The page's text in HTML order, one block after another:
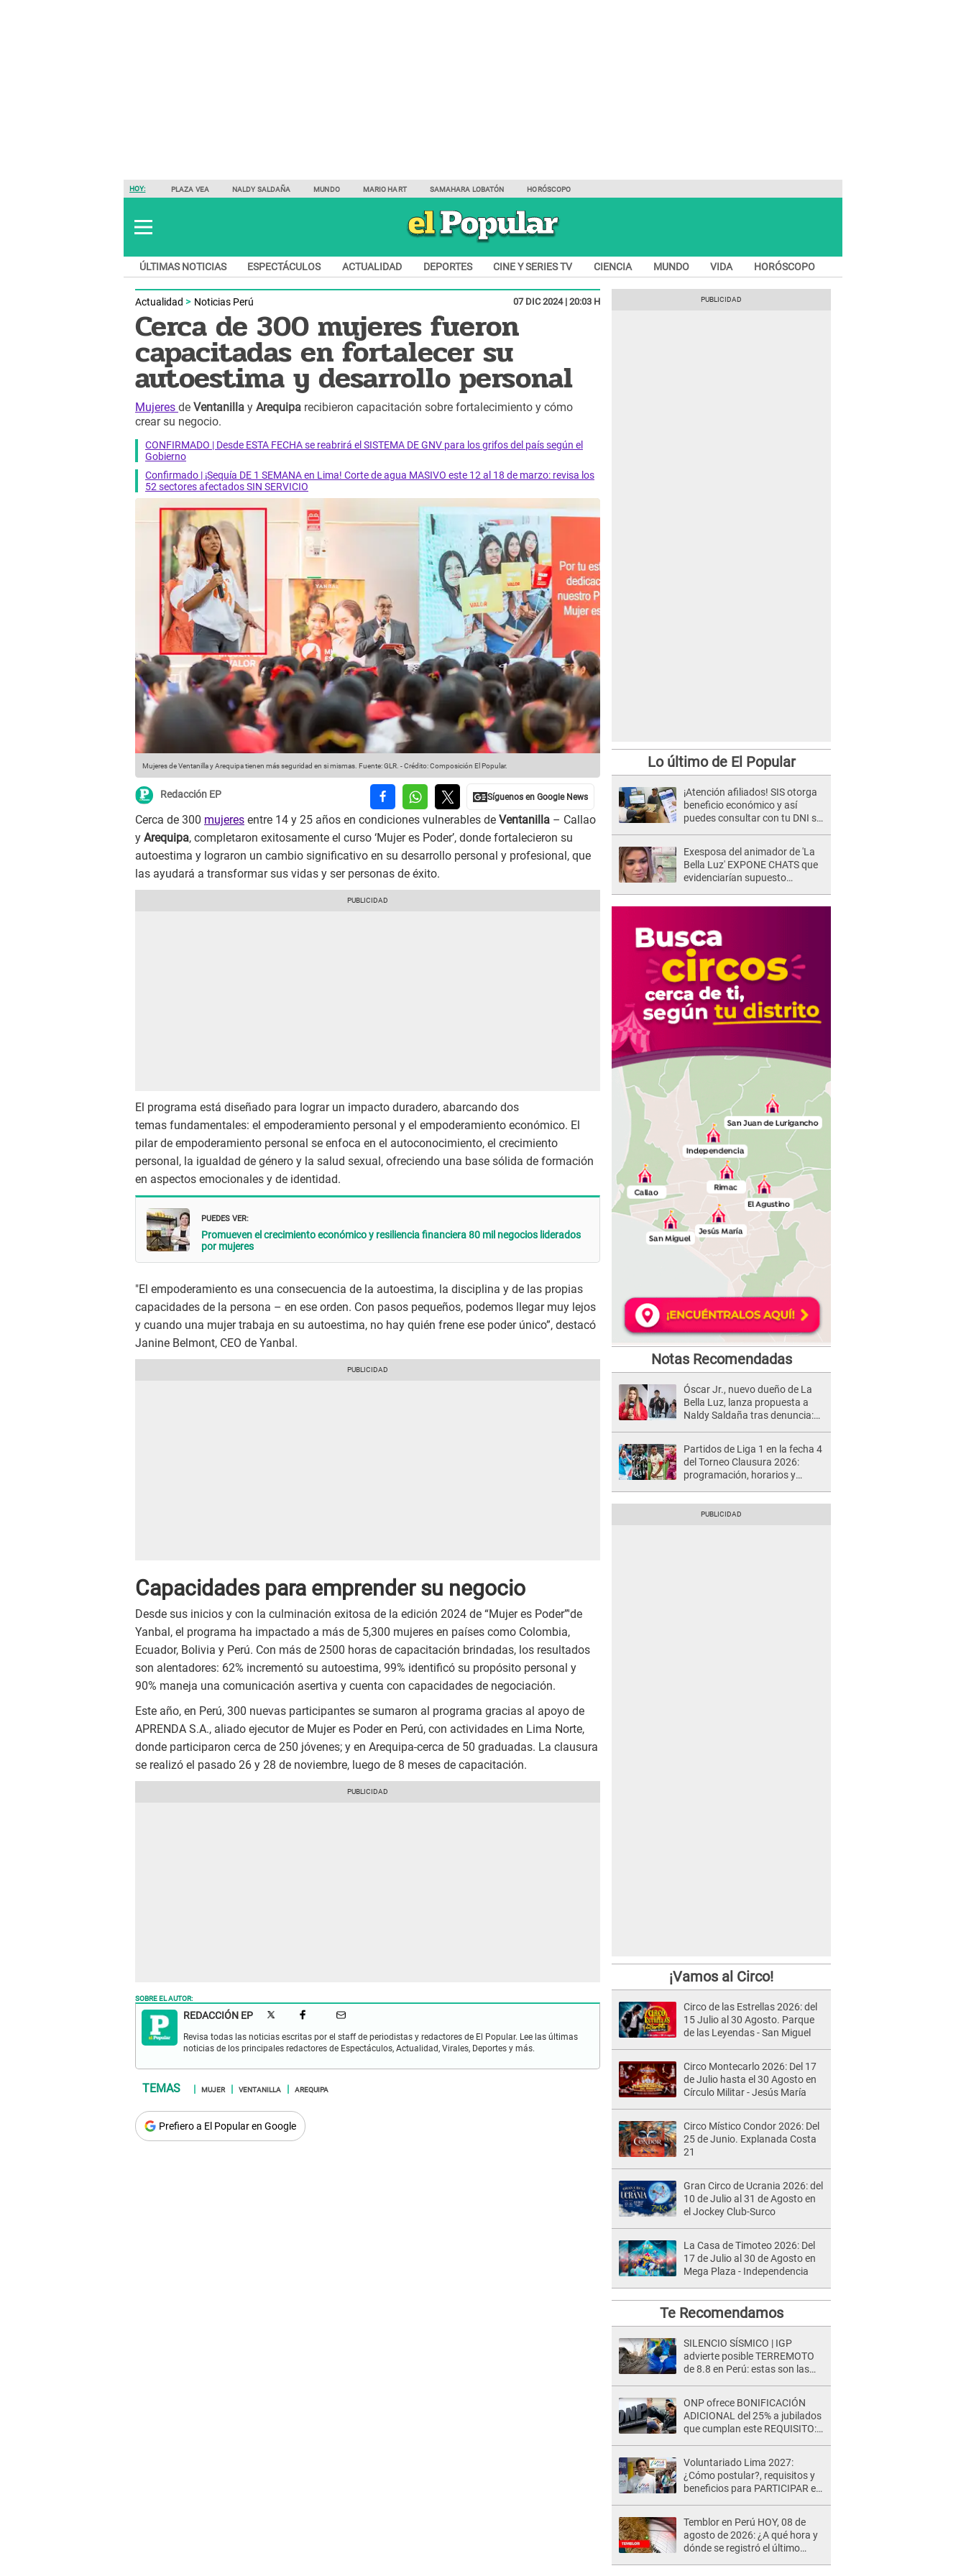
HOY: PLAZA VEA NALDY SALDAÑA MUNDO MARIO HART SAMAHARA LOBATÓN HORÓSCOPO
ÚLTIMAS NOTICIAS ESPECTÁCULOS ACTUALIDAD DEPORTES CINE Y SERIES TV CIENCIA MUNDO VIDA HORÓSCOPO
Actualidad Noticias Perú 07 DIC 2024 | 20:03 H
Cerca de 300 mujeres fueron
capacitadas en fortalecer su
autoestima y desarrollo personal
Mujeres de Ventanilla y Arequipa recibieron capacitación sobre fortalecimiento y cómo
crear su negocio.
CONFIRMADO | Desde ESTA FECHA se reabrirá el SISTEMA DE GNV para los grifos del país según el
Gobierno
Confirmado | ¡Sequía DE 1 SEMANA en Lima! Corte de agua MASIVO este 12 al 18 de marzo: revisa los
52 sectores afectados SIN SERVICIO
Mujeres de Ventanilla y Arequipa tienen más seguridad en si mismas. Fuente: GLR. -Crédito: Composición El Popular.
Redacción EP
Cerca de 300 mujeres entre 14 y 25 años en condiciones vulnerables de Ventanilla – Callao
y Arequipa, completaron exitosamente el curso ‘Mujer es Poder’, donde fortalecieron su
autoestima y lograron un cambio significativo en su desarrollo personal y profesional, que
las ayudará a transformar sus vidas y ser personas de éxito.
El programa está diseñado para lograr un impacto duradero, abarcando dos
temas fundamentales: el empoderamiento personal y el empoderamiento económico. El
pilar de empoderamiento personal se enfoca en el autoconocimiento, el crecimiento
personal, la igualdad de género y la salud sexual, ofreciendo una base sólida de formación
en aspectos emocionales y de identidad.
PUEDES VER:
Promueven el crecimiento económico y resiliencia financiera 80 mil negocios liderados
por mujeres
"El empoderamiento es una consecuencia de la autoestima, la disciplina y de las propias
capacidades de la persona – en ese orden. Con pasos pequeños, podemos llegar muy lejos
y cuando una mujer trabaja en su autoestima, no hay quién frene ese poder único”, destacó
Janine Belmont, CEO de Yanbal.
Capacidades para emprender su negocio
Desde sus inicios y con la culminación exitosa de la edición 2024 de “Mujer es Poder”'de
Yanbal, el programa ha impactado a más de 5,300 mujeres en países como Colombia,
Ecuador, Bolivia y Perú. Con más de 2500 horas de capacitación brindadas, los resultados
son alentadores: 62% incrementó su autoestima, 99% identificó su propósito personal y
90% maneja una comunicación asertiva y cuenta con capacidades de negociación.
Este año, en Perú, 300 nuevas participantes se sumaron al programa gracias al apoyo de
APRENDA S.A., aliado ejecutor de Mujer es Poder en Perú, con actividades en Lima Norte,
donde participaron cerca de 250 jóvenes; y en Arequipa cerca de 50 graduadas. La clausura
se realizó el pasado 26 y 28 de noviembre, luego de 8 meses de capacitación.
SOBRE EL AUTOR:
REDACCIÓN EP
Revisa todas las noticias escritas por el staff de periodistas y redactores de El Popular. Lee las últimas
noticias de los principales redactores de Espectáculos, Actualidad, Virales, Deportes y más.
MUJER VENTANILLA AREQUIPA
Prefiero a El Popular en Google
Lo último de El Popular
¡Atención afiliados! SIS otorga
beneficio económico y así
puedes consultar con tu DNI si
Exesposa del animador de 'La
Bella Luz' EXPONE CHATS que
evidenciarían supuesto
Notas Recomendadas
Óscar Jr., nuevo dueño de La
Bella Luz, lanza propuesta a
Naldy Saldaña tras denuncia:
Partidos de Liga 1 en la fecha 4
del Torneo Clausura 2026:
programación, horarios y
¡Vamos al Circo!
Circo de las Estrellas 2026: del
15 Julio al 30 Agosto. Parque
de las Leyendas - San Miguel
Circo Montecarlo 2026: Del 17
de Julio hasta el 30 Agosto en
Círculo Militar - Jesús María
Circo Místico Condor 2026: Del
25 de Junio. Explanada Costa
21
Gran Circo de Ucrania 2026: del
10 de Julio al 31 de Agosto en
el Jockey Club-Surco
La Casa de Timoteo 2026: Del
17 de Julio al 30 de Agosto en
Mega Plaza - Independencia
Te Recomendamos
SILENCIO SÍSMICO | IGP
advierte posible TERREMOTO
de 8.8 en Perú: estas son las
ONP ofrece BONIFICACIÓN
ADICIONAL del 25% a jubilados
que cumplan este REQUISITO:
Voluntariado Lima 2027:
¿Cómo postular?, requisitos y
beneficios para PARTICIPAR en
Temblor en Perú HOY, 08 de
agosto de 2026: ¿A qué hora y
dónde se registró el último